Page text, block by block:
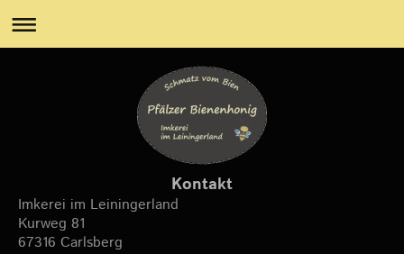
Kontakt
Imkerei im Leiningerland
Kurweg 81
67316 Carlsberg